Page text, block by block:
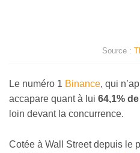
Source :
Le numéro 1 Binance, qui
accapare quant à lui 64,1% de
loin devant la concurrence.
Cotée à Wall Street depuis le